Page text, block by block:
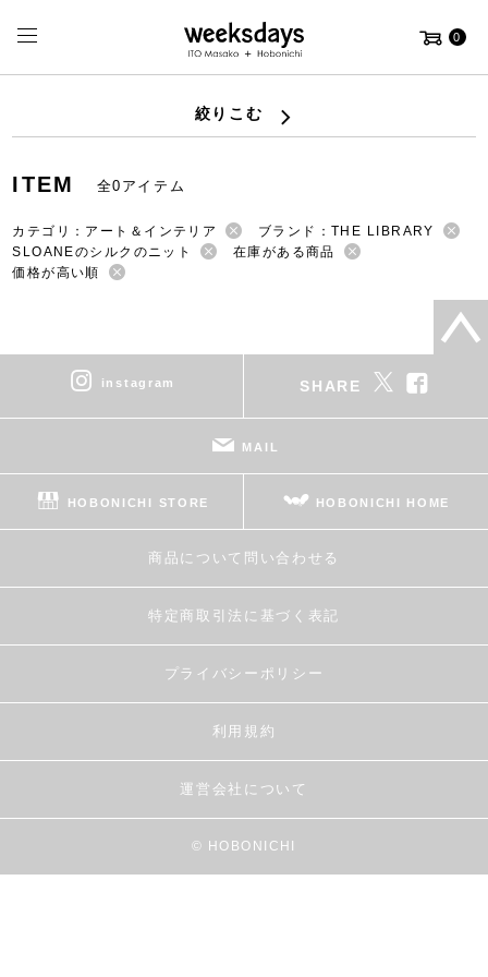
0
絞りこむ
ITEM 全0アイテム
カテゴリ：アート＆インテリア
ブランド：THE LIBRARY
SLOANEのシルクのニット
在庫がある商品
価格が高い順
instagram SHARE
MAIL
HOBONICHI STORE HOBONICHI HOME
商品について問い合わせる
特定商取引法に基づく表記
プライバシーポリシー
利用規約
運営会社について
© HOBONICHI